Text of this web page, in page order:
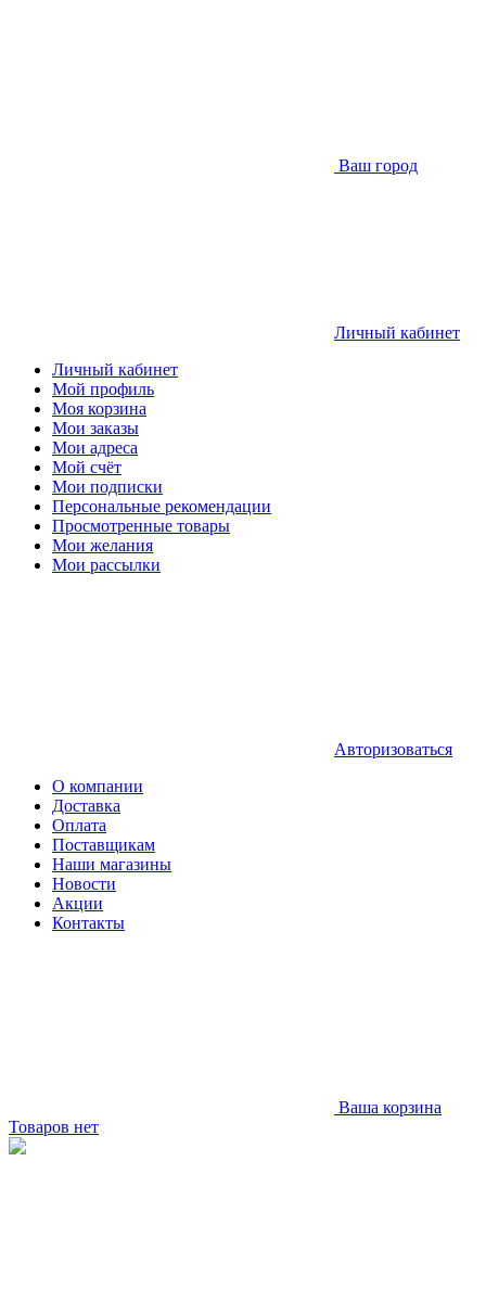
Ваш город
Личный кабинет
Личный кабинет
Мой профиль
Моя корзина
Мои заказы
Мои адреса
Мой счёт
Мои подписки
Персональные рекомендации
Просмотренные товары
Мои желания
Мои рассылки
Авторизоваться
О компании
Доставка
Оплата
Поставщикам
Наши магазины
Новости
Акции
Контакты
Ваша корзина
Товаров нет